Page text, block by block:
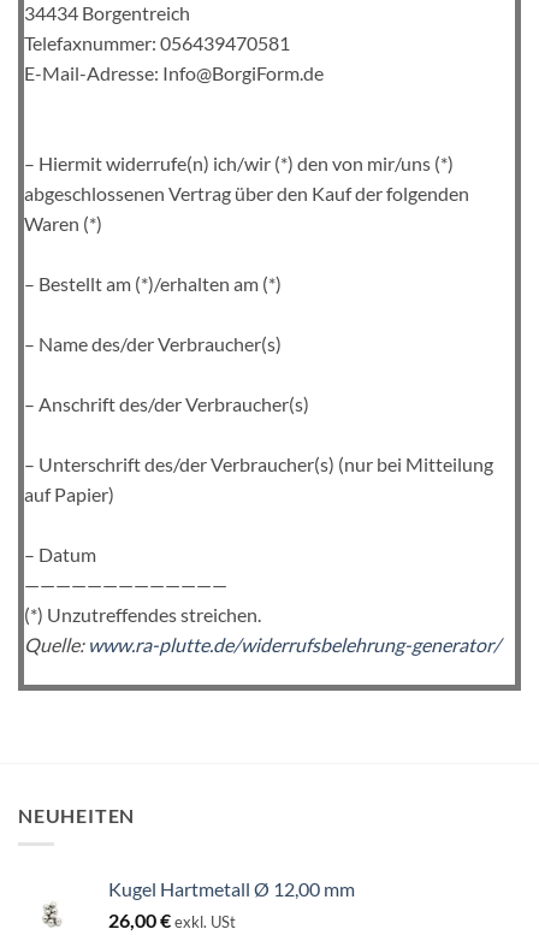
34434 Borgentreich
Telefaxnummer: 056439470581
E-Mail-Adresse: Info@BorgiForm.de
– Hiermit widerrufe(n) ich/wir (*) den von mir/uns (*)
abgeschlossenen Vertrag über den Kauf der folgenden
Waren (*)
– Bestellt am (*)/erhalten am (*)
– Name des/der Verbraucher(s)
– Anschrift des/der Verbraucher(s)
– Unterschrift des/der Verbraucher(s) (nur bei Mitteilung
auf Papier)
– Datum
—————————————
(*) Unzutreffendes streichen.
Quelle: www.ra-plutte.de/widerrufsbelehrung-generator/
NEUHEITEN
Kugel Hartmetall Ø 12,00 mm
26,00€exkl. USt